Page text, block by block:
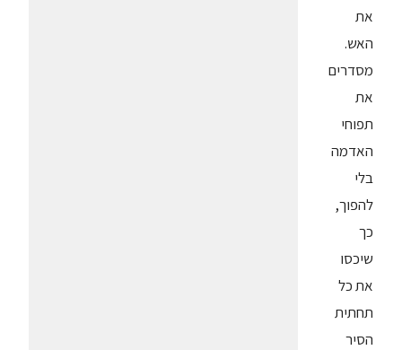
את
האש.
מסדרים
את
תפוחי
האדמה
בלי
להפוך,
כך
שיכסו
את כל
תחתית
הסיר